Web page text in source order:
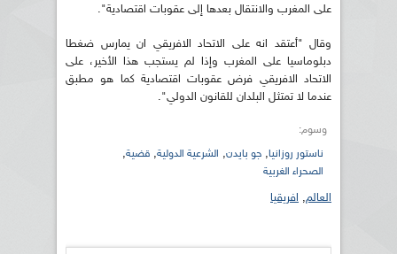
على المغرب والانتقال بعدها إلى عقوبات اقتصادية".
وقال "أعتقد انه على الاتحاد الافريقي ان يمارس ضغطا
دبلوماسيا على المغرب وإذا لم يستجب هذا الأخير، على
الاتحاد الافريقي فرض عقوبات اقتصادية كما هو مطبق
عندما لا تمتثل البلدان للقانون الدولي".
وسوم:
ناستور روزانيا, جو بايدن, الشرعية الدولية, قضية,
الصحراء الغربية
العالم, افريقيا